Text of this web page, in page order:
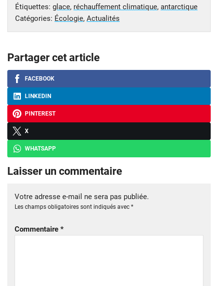
Étiquettes: glace, réchauffement climatique, antarctique
Catégories: Écologie, Actualités
Partager cet article
FACEBOOK
LINKEDIN
PINTEREST
X
WHATSAPP
Laisser un commentaire
Votre adresse e-mail ne sera pas publiée.
Les champs obligatoires sont indiqués avec *
Commentaire *